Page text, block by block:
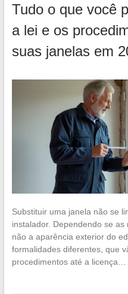
Tudo o que você
a lei e os
suas janelas em
Substituir uma janela não se
instalador. Dependendo se
não a aparência exterior do
formalidades diferentes, que
procedimentos até a licença…